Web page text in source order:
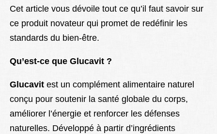
Cet article vous dévoile tout ce qu’il faut savoir sur
ce produit novateur qui promet de redéfinir les
standards du bien-être.
Qu’est-ce que Glucavit ?
Glucavit est un complément alimentaire naturel
conçu pour soutenir la santé globale du corps,
améliorer l’énergie et renforcer les défenses
naturelles. Développé à partir d’ingrédients